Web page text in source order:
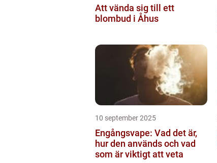
Att vända sig till ett
blombud i Åhus
10 september 2025
Engångsvape: Vad det är,
hur den används och vad
som är viktigt att veta